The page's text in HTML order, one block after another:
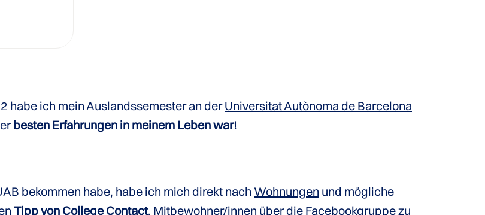
habe ich mein Auslandssemester an derUniversitat Autònoma de Barcelona
besten Erfahrungen in meinem Leben war!
bekommen habe, habe ich mich direkt nach Wohnungen und mögliche
Tipp von College Contact, Mitbewohner/innen über die Facebookgruppe zu